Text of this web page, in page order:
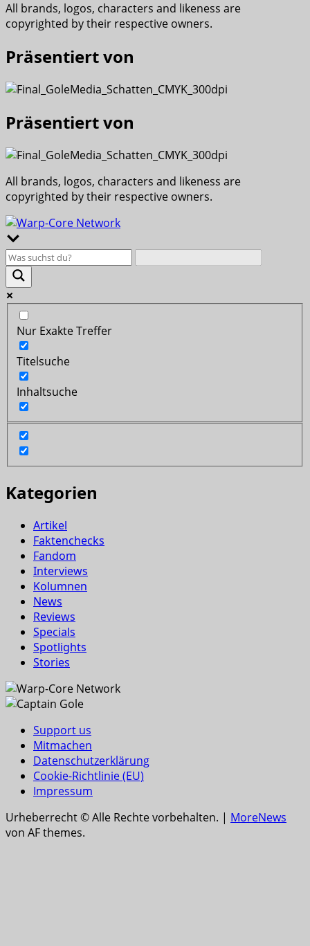
All brands, logos, characters and likeness are
copyrighted by their respective owners.
Präsentiert von
Präsentiert von
All brands, logos, characters and likeness are
copyrighted by their respective owners.
Nur Exakte Treffer
Titelsuche
Inhaltsuche
Kategorien
Artikel
Faktenchecks
Fandom
Interviews
Kolumnen
News
Reviews
Specials
Spotlights
Stories
Support us
Mitmachen
Datenschutzerklärung
Cookie-Richtlinie (EU)
Impressum
Urheberrecht © Alle Rechte vorbehalten. | MoreNews
von AF themes.